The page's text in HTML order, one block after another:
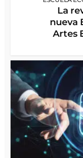
La
nueva
Artes